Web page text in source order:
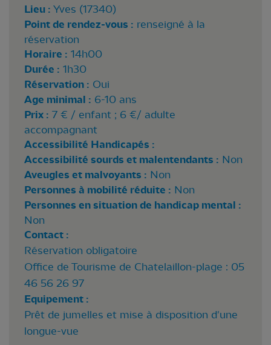
Lieu : Yves (17340)
Point de rendez-vous : renseigné à la
réservation
Horaire : 14h00
Durée : 1h30
Réservation : Oui
Age minimal : 6-10 ans
Prix : 7 € / enfant ; 6 €/ adulte
accompagnant
Accessibilité Handicapés :
Accessibilité sourds et malentendants : Non
Aveugles et malvoyants : Non
Personnes à mobilité réduite : Non
Personnes en situation de handicap mental :
Non
Contact :
Réservation obligatoire
Office de Tourisme de Chatelaillon-plage : 05
46 56 26 97
Equipement :
Prêt de jumelles et mise à disposition d'une
longue-vue